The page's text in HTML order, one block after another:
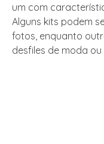
um com
Alguns kits podem
fotos, enquanto
desfiles de moda